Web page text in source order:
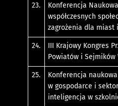
23.
Konferencja
współczesnych
zagrożenia dla miast
24.
III Krajowy Kongres
Powiatów i Sejmików
25.
Konferencja
w gospodarce i
inteligencja w